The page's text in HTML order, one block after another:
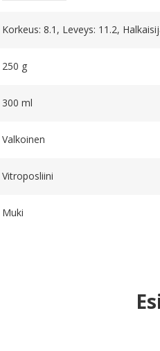
Korkeus: 8.1, Leveys: 11.2,
250 g
300 ml
Valkoinen
Vitroposliini
Muki